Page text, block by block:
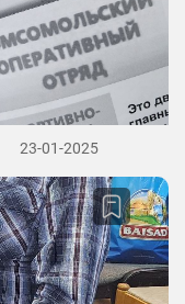
23-01-2025